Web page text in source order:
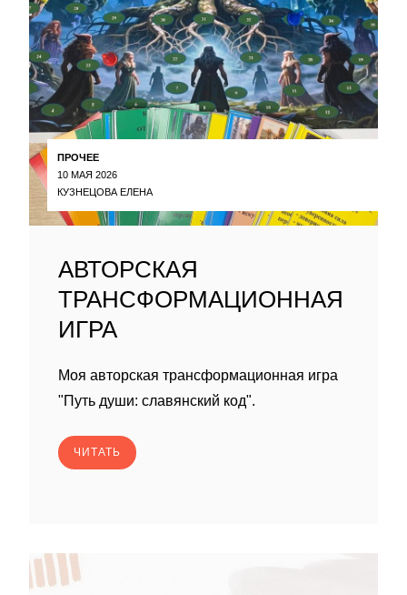
ПРОЧЕЕ
10 МАЯ 2026
КУЗНЕЦОВА ЕЛЕНА
АВТОРСКАЯ
ТРАНСФОРМАЦИОННАЯ
ИГРА
Моя авторская трансформационная игра
"Путь души: славянский код".
ЧИТАТЬ